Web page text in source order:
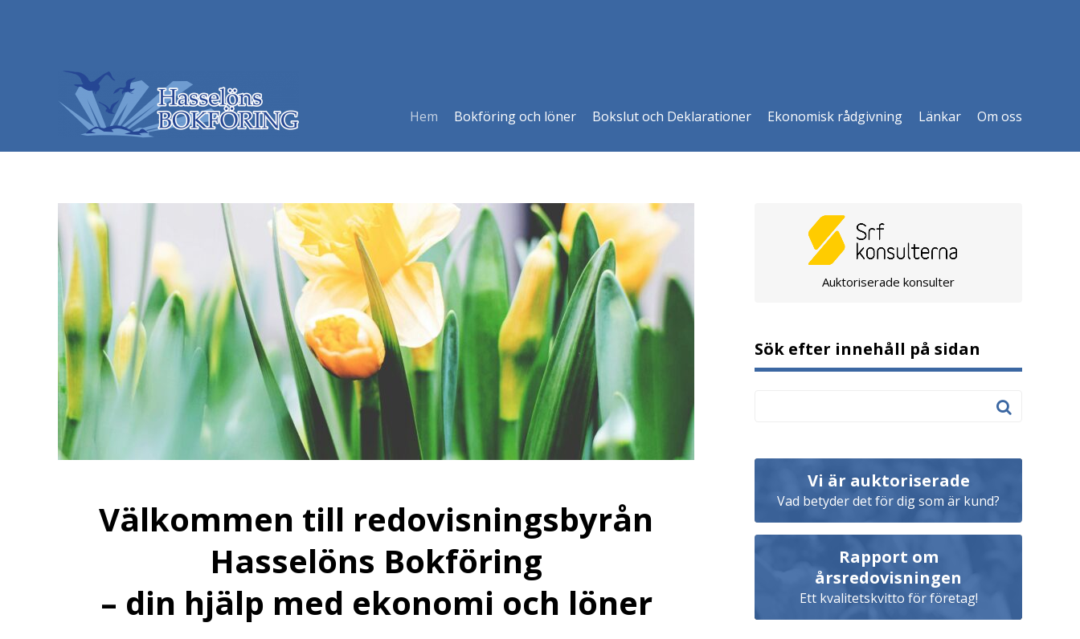
Hem Bokföring och löner Bokslut och Deklarationer Ekonomisk rådgivning Länkar Om oss
Välkommen till redovisningsbyrån
Hasselöns Bokföring
– din hjälp med ekonomi och löner
Auktoriserade konsulter
Sök efter innehåll på sidan
Vi är auktoriserade
Vad betyder det för dig som är kund?
Rapport om
årsredovisningen
Ett kvalitetskvitto för företag!